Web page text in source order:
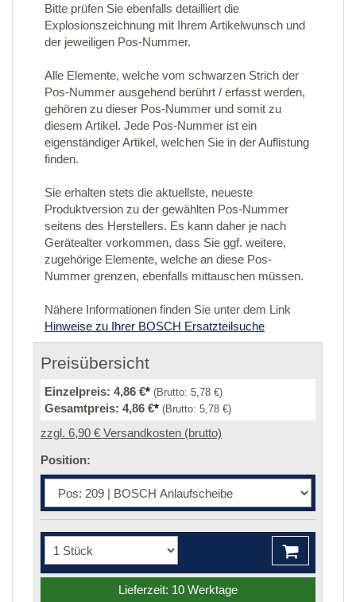
Bitte prüfen Sie ebenfalls detailliert die
Explosionszeichnung mit Ihrem Artikelwunsch und
der jeweiligen Pos-Nummer.
Alle Elemente, welche vom schwarzen Strich der
Pos-Nummer ausgehend berührt / erfasst werden,
gehören zu dieser Pos-Nummer und somit zu
diesem Artikel. Jede Pos-Nummer ist ein
eigenständiger Artikel, welchen Sie in der Auflistung
finden.
Sie erhalten stets die aktuellste, neueste
Produktversion zu der gewählten Pos-Nummer
seitens des Herstellers. Es kann daher je nach
Gerätealter vorkommen, dass Sie ggf. weitere,
zugehörige Elemente, welche an diese Pos-
Nummer grenzen, ebenfalls mittauschen müssen.
Nähere Informationen finden Sie unter dem Link
Hinweise zu Ihrer BOSCH Ersatzteilsuche
Preisübersicht
Einzelpreis: 4,86 €* (Brutto: 5,78 €)
Gesamtpreis: 4,86 €* (Brutto: 5,78 €)
zzgl. 6,90 € Versandkosten (brutto)
Position:
Lieferzeit: 10 Werktage